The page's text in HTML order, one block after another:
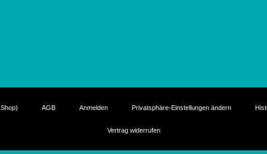
AGB Anmelden Privatsphäre-Einstellungen ändern
Vertrag widerrufen